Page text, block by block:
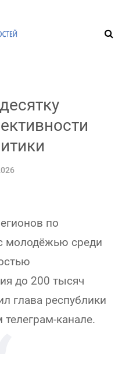
по
молодёжью среди
до 200 тысяч
глава республики
канале.